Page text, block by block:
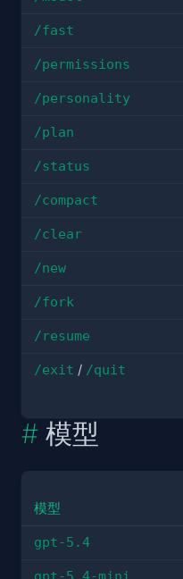
/fast
/permissions
/personality
/plan
/status
/compact
/clear
/new
/fork
/resume
/exit / /quit
模型
模型
gpt-5.4